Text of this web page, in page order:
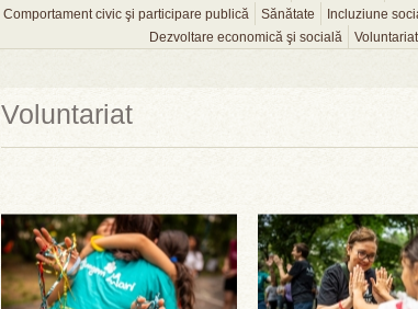
Comportament civic şi participare publică
Sănătate Incluziune
Dezvoltare economică şi socială
Voluntariat
Voluntariat